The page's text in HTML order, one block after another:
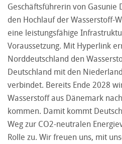
Geschäftsführerin von Gasunie
den Hochlauf der Wasserstoff-
eine leistungsfähige
Voraussetzung. Mit Hyperlink
Norddeutschland den
Deutschland mit den
verbindet. Bereits Ende 2028
Wasserstoff aus Dänemark
kommen. Damit kommt
Weg zur CO2-neutralen
Rolle zu. Wir freuen uns, mit